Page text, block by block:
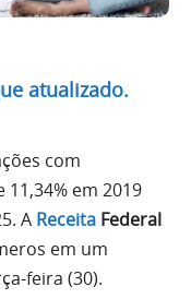
atualizado.
com
em 2019
A Receita Federal
em um
feira (30).